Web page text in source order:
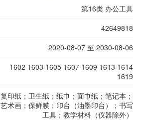
第16类 办公工具
42649818
2020-08-07 至 2030-08-06
1602 1603 1605 1607 1609 1613 1614
1619
复印纸；卫生纸；纸巾；面巾纸；笔记本；
艺术画；保鲜膜；印台（油墨印台）；书写
工具；教学材料（仪器除外）